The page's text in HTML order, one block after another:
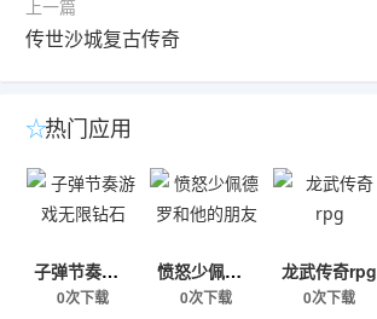
上一篇
传世沙城复古传奇
热门应用
子弹节奏游戏无限钻石
0次下载
愤怒少佩德罗和他的朋友
0次下载
龙武传奇rpg
0次下载